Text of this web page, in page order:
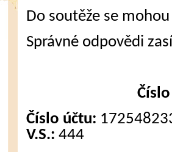
Do soutěže se
Správné odpovědi
Číslo účtu:
V.S.: 444